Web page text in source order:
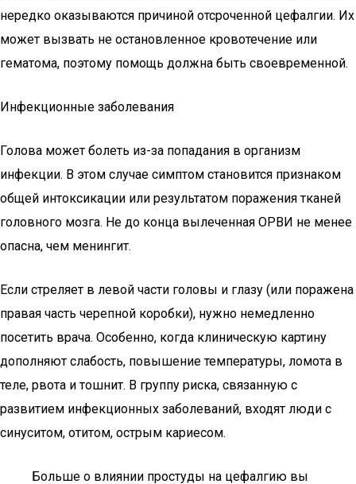
нередко оказываются причиной отсроченной цефалгии. Их
может вызвать не остановленное кровотечение или
гематома, поэтому помощь должна быть своевременной.
Инфекционные заболевания
Голова может болеть из-за попадания в организм
инфекции. В этом случае симптом становится признаком
общей интоксикации или результатом поражения тканей
головного мозга. Не до конца вылеченная ОРВИ не менее
опасна, чем менингит.
Если стреляет в левой части головы и глазу (или поражена
правая часть черепной коробки), нужно немедленно
посетить врача. Особенно, когда клиническую картину
дополняют слабость, повышение температуры, ломота в
теле, рвота и тошнит. В группу риска, связанную с
развитием инфекционных заболеваний, входят люди с
синуситом, отитом, острым кариесом.
Больше о влиянии простуды на цефалгию вы